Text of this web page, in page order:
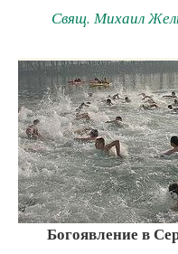
Свящ. Михаил
Богоявление в